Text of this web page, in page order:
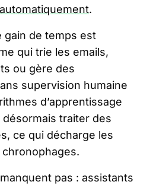
.
gain de temps est
qui trie les emails,
ou gère des
supervision humaine
d’apprentissage
traiter des
ce qui décharge les
pas : assistants